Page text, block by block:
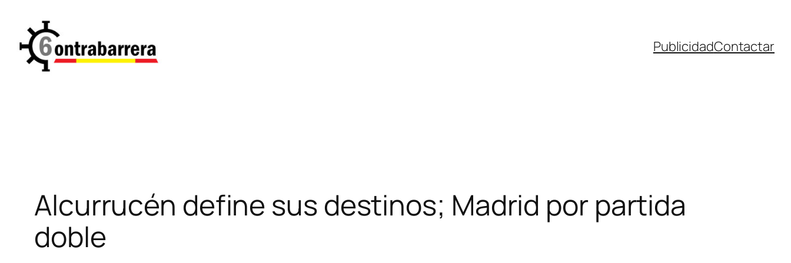
contenido
PublicidadContactar
Alcurrucén define sus destinos; Madrid por partida
doble